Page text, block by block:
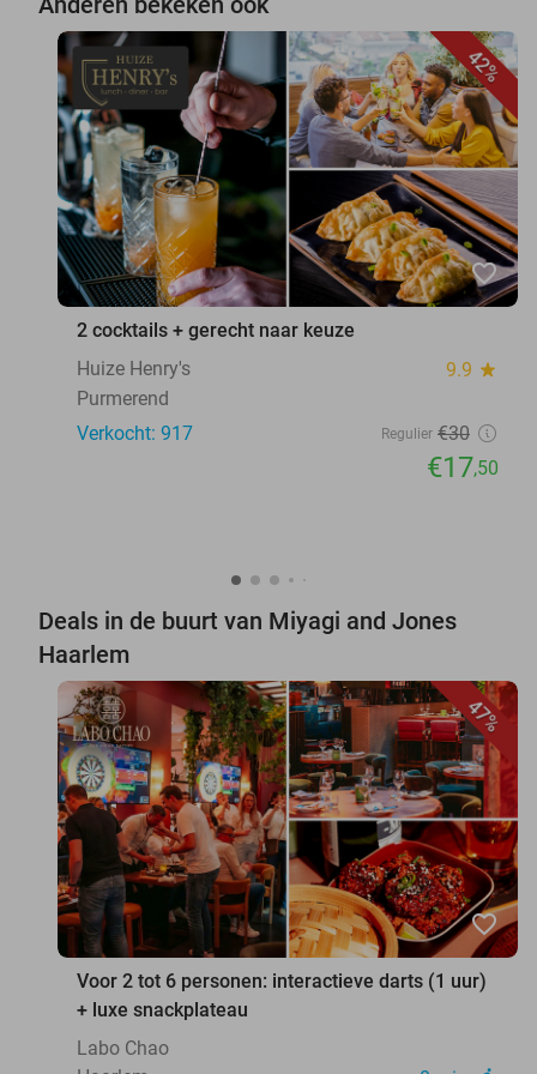
42%
favorite_border
2 cocktails + gerecht naar keuze
Huize Henry's
9.9 star
Purmerend
Verkocht: 917
Regulier €30
€17,50
Deals in de buurt van Miyagi and Jones
Haarlem
47%
favorite_border
Voor 2 tot 6 personen: interactieve darts (1 uur)
+ luxe snackplateau
Labo Chao